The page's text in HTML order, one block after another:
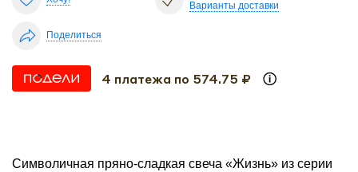
Варианты доставки
Поделиться
4 платежа по 574.75 ₽
Символичная пряно-сладкая свеча «Жизнь» из серии